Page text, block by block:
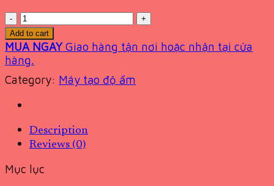
Quantity
Add to cart
MUA NGAY Giao hàng tận nơi hoặc nhận tại cửa
hàng.
Category: Máy tạo độ ẩm
Description
Reviews (0)
Mục lục